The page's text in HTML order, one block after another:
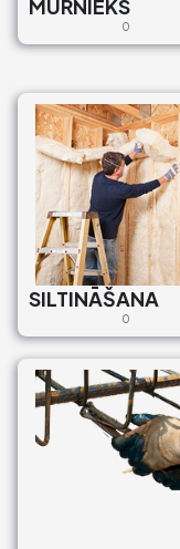
MŪRNIEKS
0
SILTINĀŠANA
0